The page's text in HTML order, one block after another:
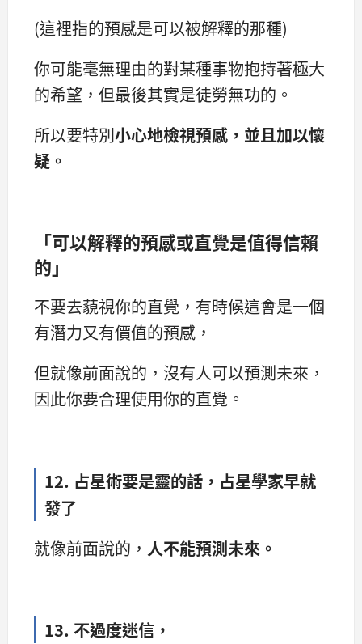
(這裡指的預感是可以被解釋的那種)
你可能毫無理由的對某種事物抱持著極大
的希望，但最後其實是徒勞無功的。
所以要特別小心地檢視預感，並且加以懷
疑。
「可以解釋的預感或直覺是值得信賴
的」
不要去藐視你的直覺，有時候這會是一個
有潛力又有價值的預感，
但就像前面說的，沒有人可以預測未來，
因此你要合理使用你的直覺。
12. 占星術要是靈的話，占星學家早就
發了
就像前面說的， 人不能預測未來。
13. 不過度迷信，